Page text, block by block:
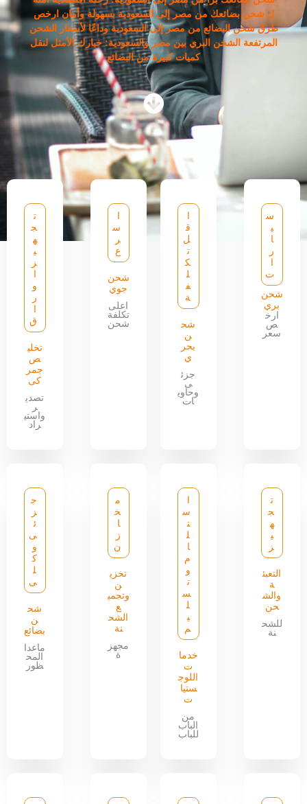
ل شحن بضائعك من مصر إلى السعودية بسهولة وأمان ارخص
طرق شحن البضائع من مصر إلى السعودية وداعًا لأسعار الشحن
المرتفعة الشحن البري بين مصر والسعودية: خيارك الأمثل لنقل
كميات كبيرة من البضائع
س
ي
ا
ر
ت
شحن
بري
ارخ
ص
سعر
ق
ل
ت
ك
ل
ف
ة
شح
ن
بحر
ي
جزئ
ى
وحاوي
ات
س
ر
ع
شحن
جوي
اعلى
تكلفة
شحن
ت
ج
ه
ي
ز
و
ر
ق
تخلي
ص
جمر
كى
تصدي
ر
واستي
راد
ت
ج
ه
ي
ز
التعبئ
ة
والش
حن
للشح
نة
س
ت
ل
ا
م
و
ت
س
ل
ي
م
خدما
ت
اللوج
ستيا
ت
من
الباب
للباب
م
خ
ا
ز
ن
تخزي
ن
وتجمي
ع
الشح
نة
مجهز
ة
ج
ز
ئ
ى
و
ك
ل
ى
شح
ن
بضائع
ماعدا
المح
ظور